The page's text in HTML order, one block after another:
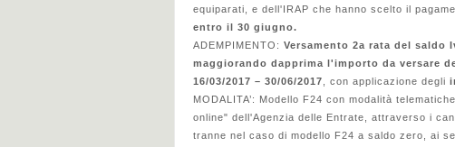
equiparati, e dell'IRAP che hanno scelto il
entro il 30 giugno.
ADEMPIMENTO: Versamento 2a rata del saldo
maggiorando dapprima l'importo da versare
16/03/2017 – 30/06/2017 , con applicazione degli
MODALITA’: Modello F24 con modalità
online" dell'Agenzia delle Entrate, attraverso i
tranne nel caso di modello F24 a saldo zero, ai